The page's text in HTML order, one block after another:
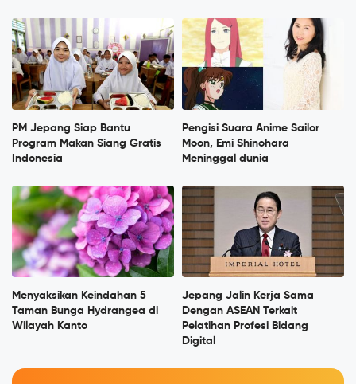
PM Jepang Siap Bantu
Program Makan Siang Gratis
Indonesia
Pengisi Suara Anime Sailor
Moon, Emi Shinohara
Meninggal dunia
Menyaksikan Keindahan 5
Taman Bunga Hydrangea di
Wilayah Kanto
Jepang Jalin Kerja Sama
Dengan ASEAN Terkait
Pelatihan Profesi Bidang
Digital